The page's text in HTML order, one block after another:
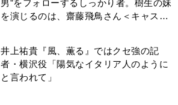
男”をフォローするしっかり者。樹生の妹
を演じるのは、齋藤飛鳥さん＜キャスト
井上祐貴『風、薫る』ではクセ強の記
者・横沢役「陽気なイタリア人のように
と言われて」